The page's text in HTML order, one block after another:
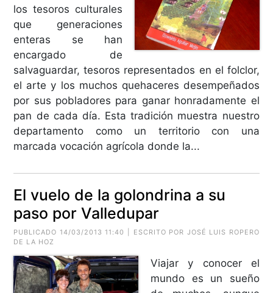
los tesoros culturales
que generaciones
enteras se han
encargado de
salvaguardar, tesoros representados en el folclor,
el arte y los muchos quehaceres desempeñados
por sus pobladores para ganar honradamente el
pan de cada día. Esta tradición muestra nuestro
departamento como un territorio con una
marcada vocación agrícola donde la...
El vuelo de la golondrina a su
paso por Valledupar
PUBLICADO 14/03/2013 11:40 | ESCRITO POR JOSÉ LUIS ROPERO
DE LA HOZ
Viajar y conocer el
mundo es un sueño